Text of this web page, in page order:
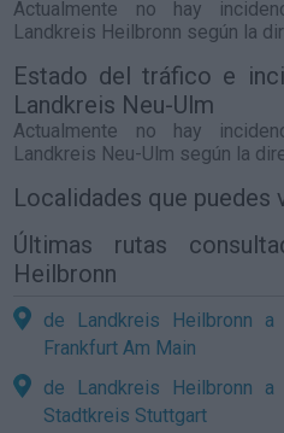
Actualmente no hay
Landkreis Heilbronn según la
Estado del tráfico e
Landkreis Neu-Ulm
Actualmente no hay
Landkreis Neu-Ulm según la
Localidades que puedes
Últimas rutas
Heilbronn
de Landkreis Heilbronn a
Frankfurt Am Main
de Landkreis Heilbronn a
Stadtkreis Stuttgart